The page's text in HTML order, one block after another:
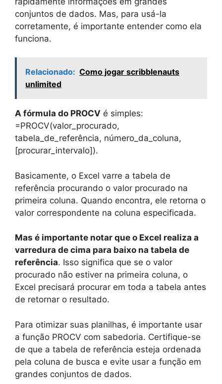
conjuntos de dados. Mas, para usá-la
corretamente, é importante entender como ela
funciona.
Relacionado: Como jogar scribblenauts
unlimited
A fórmula do PROCV é simples:
=PROCV(valor_procurado,
tabela_de_referência, número_da_coluna,
[procurar_intervalo]).
Basicamente, o Excel varre a tabela de
referência procurando o valor procurado na
primeira coluna. Quando encontra, ele retorna o
valor correspondente na coluna especificada.
Mas é importante notar que o Excel realiza a
varredura de cima para baixo na tabela de
referência. Isso significa que se o valor
procurado não estiver na primeira coluna, o
Excel precisará procurar em toda a tabela antes
de retornar o resultado.
Para otimizar suas planilhas, é importante usar
a função PROCV com sabedoria. Certifique-se
de que a tabela de referência esteja ordenada
pela coluna de busca e evite usar a função em
grandes conjuntos de dados.